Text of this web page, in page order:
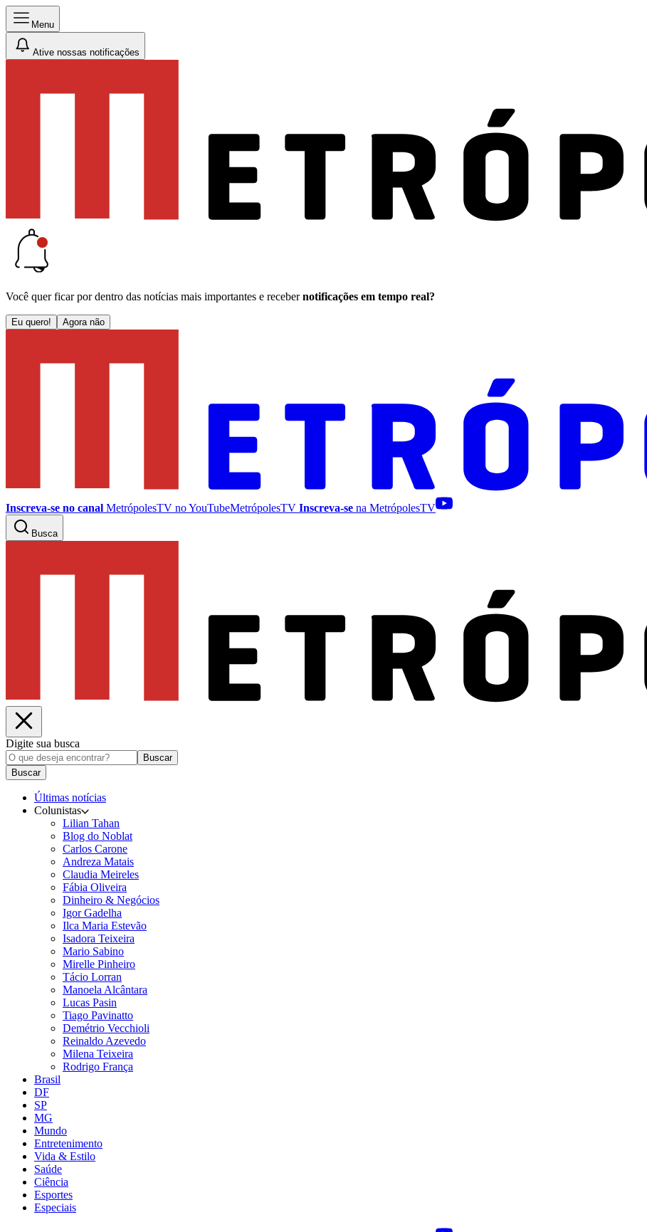
Menu
Ative nossas notificações
Você quer ficar por dentro das notícias mais importantes e receber notificações em tempo real?
Eu quero! Agora não
Inscreva-se no canal MetrópolesTV noYouTubeMetrópolesTV Inscreva-se na MetrópolesTV
Busca
Digite sua busca
Buscar
Buscar
Últimas notícias
Colunistas
Lilian Tahan
Blog do Noblat
Carlos Carone
Andreza Matais
Claudia Meireles
Fábia Oliveira
Dinheiro & Negócios
Igor Gadelha
Ilca Maria Estevão
Isadora Teixeira
Mario Sabino
Mirelle Pinheiro
Tácio Lorran
Manoela Alcântara
Lucas Pasin
Tiago Pavinatto
Demétrio Vecchioli
Reinaldo Azevedo
Milena Teixeira
Rodrigo França
Brasil
DF
SP
MG
Mundo
Entretenimento
Vida & Estilo
Saúde
Ciência
Esportes
Especiais